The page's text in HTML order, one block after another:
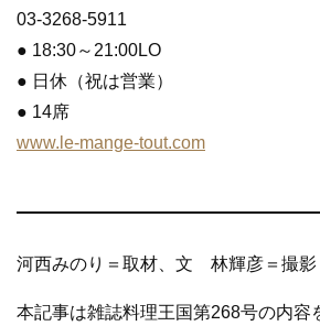
03-3268-5911
● 18:30～21:00LO
● 日休（祝は営業）
● 14席
www.le-mange-tout.com
河西みのり＝取材、文 林輝彦＝撮影
本記事は雑誌料理王国第268号の内容